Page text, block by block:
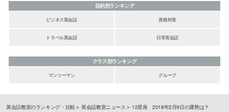
目的別ランキング
ビジネス英会話
資格対策
トラベル英会話 日常英会話
クラス別ランキング
マンツーマン
グループ
英会話教室のランキング・比較 英会話教室ニュース 12星座 2018年2月9日の運勢は？